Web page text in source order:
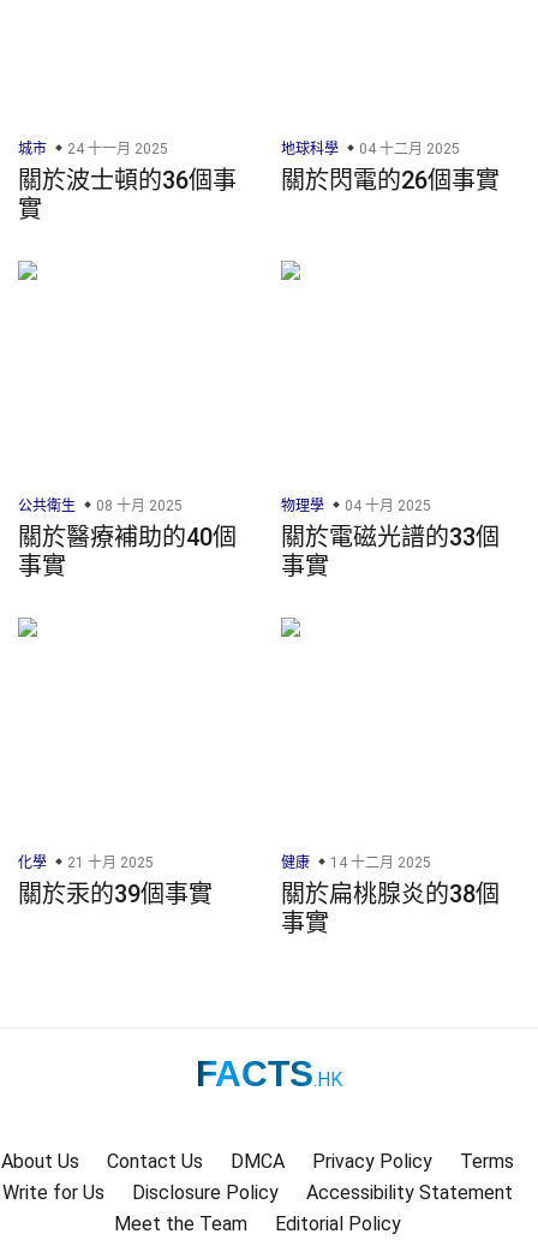
城市 24 十一月 2025
關於波士頓的36個事
實
地球科學 04 十二月 2025
關於閃電的26個事實
公共衛生 08 十月 2025
關於醫療補助的40個
事實
物理學 04 十月 2025
關於電磁光譜的33個
事實
化學 21 十月 2025
關於汞的39個事實
健康 14 十二月 2025
關於扁桃腺炎的38個
事實
FACTS.HK
About Us Contact Us DMCA Privacy Policy
Terms
Write for Us
Disclosure Policy
Accessibility Statement
Meet the Team
Editorial Policy